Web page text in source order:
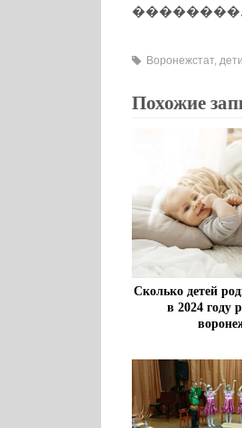
Воронежстат, дети
Похожие
Сколько детей
в 2024 году